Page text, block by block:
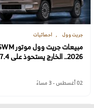
جريت وول احصائيات
2026.. الخارج يستحوذ على 57.4% والصين تتراجع 27.2%
02 أغسطس - 3 مساءً